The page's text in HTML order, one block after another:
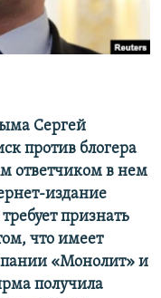
Сергей
против блогера
ответчиком в нем
издание
признать
что имеет
«Монолит» и
получила